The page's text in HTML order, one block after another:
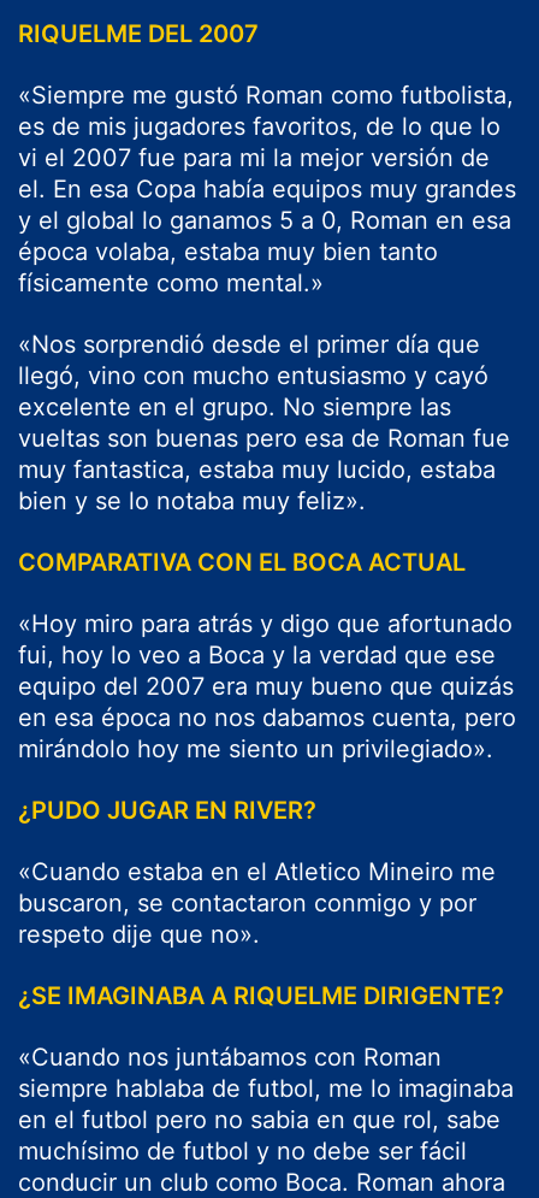
RIQUELME DEL 2007
«Siempre me gustó Roman como futbolista,
es de mis jugadores favoritos, de lo que lo
vi el 2007 fue para mi la mejor versión de
el. En esa Copa había equipos muy grandes
y el global lo ganamos 5 a 0, Roman en esa
época volaba, estaba muy bien tanto
físicamente como mental.»
«Nos sorprendió desde el primer día que
llegó, vino con mucho entusiasmo y cayó
excelente en el grupo. No siempre las
vueltas son buenas pero esa de Roman fue
muy fantastica, estaba muy lucido, estaba
bien y se lo notaba muy feliz».
COMPARATIVA CON EL BOCA ACTUAL
«Hoy miro para atrás y digo que afortunado
fui, hoy lo veo a Boca y la verdad que ese
equipo del 2007 era muy bueno que quizás
en esa época no nos dabamos cuenta, pero
mirándolo hoy me siento un privilegiado».
¿PUDO JUGAR EN RIVER?
«Cuando estaba en el Atletico Mineiro me
buscaron, se contactaron conmigo y por
respeto dije que no».
¿SE IMAGINABA A RIQUELME DIRIGENTE?
«Cuando nos juntábamos con Roman
siempre hablaba de futbol, me lo imaginaba
en el futbol pero no sabia en que rol, sabe
muchísimo de futbol y no debe ser fácil
conducir un club como Boca. Roman ahora